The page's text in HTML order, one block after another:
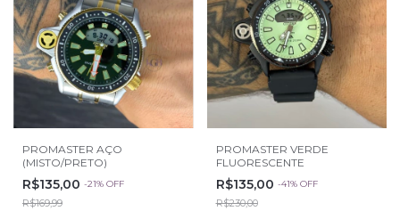
PROMASTER AÇO
(MISTO/PRETO)
R$135,00 -21% OFF
R$169,99
PROMASTER VERDE
FLUORESCENTE
R$135,00 -41% OFF
R$230,00